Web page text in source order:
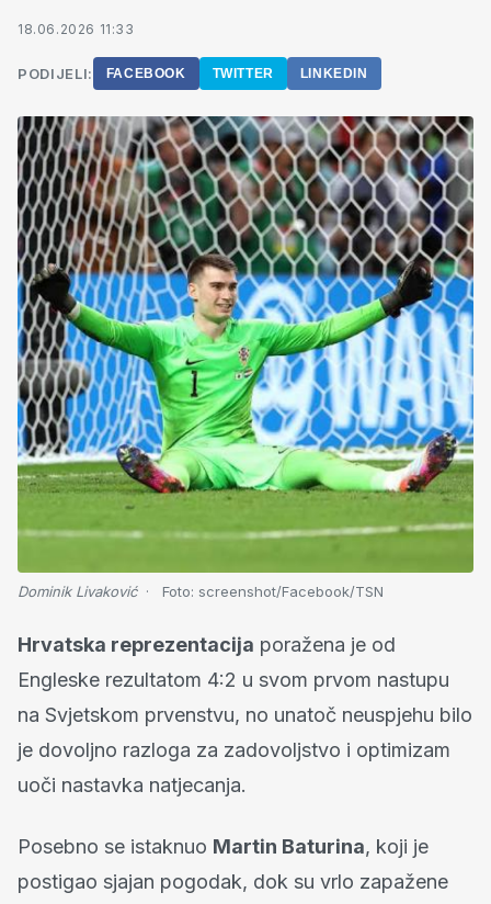
18.06.2026 11:33
PODIJELI: FACEBOOK TWITTER LINKEDIN
Dominik Livaković Foto: screenshot/Facebook/TSN
Hrvatska reprezentacija poražena je od
Engleske rezultatom 4:2 u svom prvom nastupu
na Svjetskom prvenstvu, no unatoč neuspjehu bilo
je dovoljno razloga za zadovoljstvo i optimizam
uoči nastavka natjecanja.
Posebno se istaknuo Martin Baturina, koji je
postigao sjajan pogodak, dok su vrlo zapažene